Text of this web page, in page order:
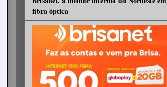
fibra óptica